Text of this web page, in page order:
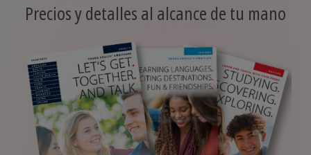
Precios y detalles al alcance de tu mano